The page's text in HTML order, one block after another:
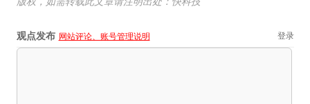
观点发布 网站评论、账号管理说明 登录